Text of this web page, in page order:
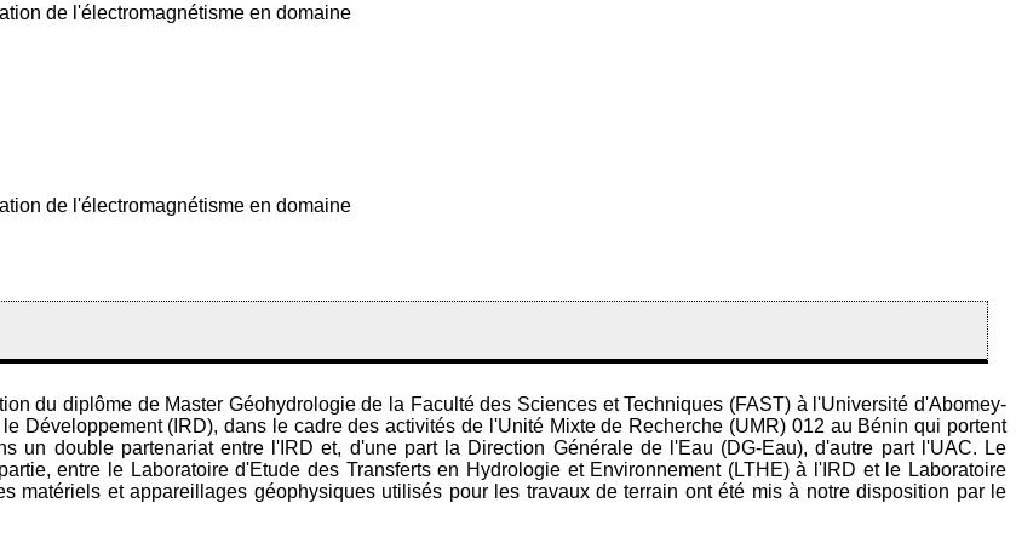
de l'électromagnétisme en domaine
de l'électromagnétisme en domaine
du diplôme de Master Géohydrologie de la Faculté des Sciences et Techniques (FAST) à l'Université d'Abomey-
Développement (IRD), dans le cadre des activités de l'Unité Mixte de Recherche (UMR) 012 au Bénin qui portent
un double partenariat entre l'IRD et, d'une part la Direction Générale de l'Eau (DG-Eau), d'autre part l'UAC. Le
entre le Laboratoire d'Etude des Transferts en Hydrologie et Environnement (LTHE) à l'IRD et le Laboratoire
matériels et appareillages géophysiques utilisés pour les travaux de terrain ont été mis à notre disposition par le